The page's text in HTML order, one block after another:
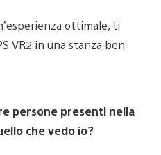
ottimale, ti
VR2 in una stanza ben
persone presenti nella
che vedo io?